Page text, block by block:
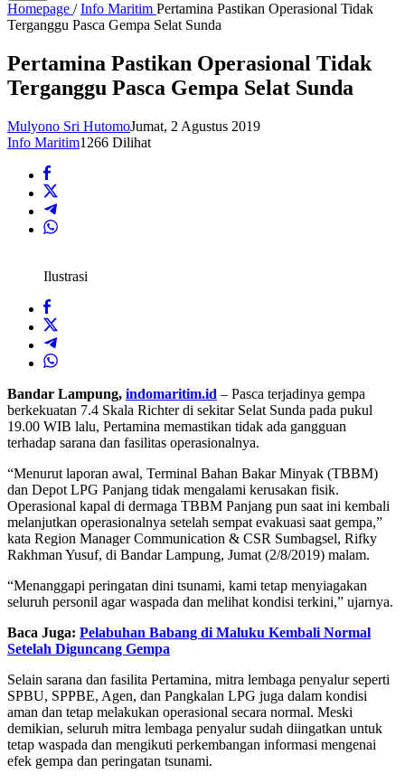
Homepage / Info Maritim Pertamina Pastikan Operasional Tidak
Terganggu Pasca Gempa Selat Sunda
Pertamina Pastikan Operasional Tidak
Terganggu Pasca Gempa Selat Sunda
Mulyono Sri HutomoJumat, 2 Agustus 2019
Info Maritim1266 Dilihat
Ilustrasi
Bandar Lampung, indomaritim.id – Pasca terjadinya gempa
berkekuatan 7.4 Skala Richter di sekitar Selat Sunda pada pukul
19.00 WIB lalu, Pertamina memastikan tidak ada gangguan
terhadap sarana dan fasilitas operasionalnya.
“Menurut laporan awal, Terminal Bahan Bakar Minyak (TBBM)
dan Depot LPG Panjang tidak mengalami kerusakan fisik.
Operasional kapal di dermaga TBBM Panjang pun saat ini kembali
melanjutkan operasionalnya setelah sempat evakuasi saat gempa,”
kata Region Manager Communication & CSR Sumbagsel, Rifky
Rakhman Yusuf, di Bandar Lampung, Jumat (2/8/2019) malam.
“Menanggapi peringatan dini tsunami, kami tetap menyiagakan
seluruh personil agar waspada dan melihat kondisi terkini,” ujarnya.
Baca Juga: Pelabuhan Babang di Maluku Kembali Normal
Setelah Diguncang Gempa
Selain sarana dan fasilita Pertamina, mitra lembaga penyalur seperti
SPBU, SPPBE, Agen, dan Pangkalan LPG juga dalam kondisi
aman dan tetap melakukan operasional secara normal. Meski
demikian, seluruh mitra lembaga penyalur sudah diingatkan untuk
tetap waspada dan mengikuti perkembangan informasi mengenai
efek gempa dan peringatan tsunami.